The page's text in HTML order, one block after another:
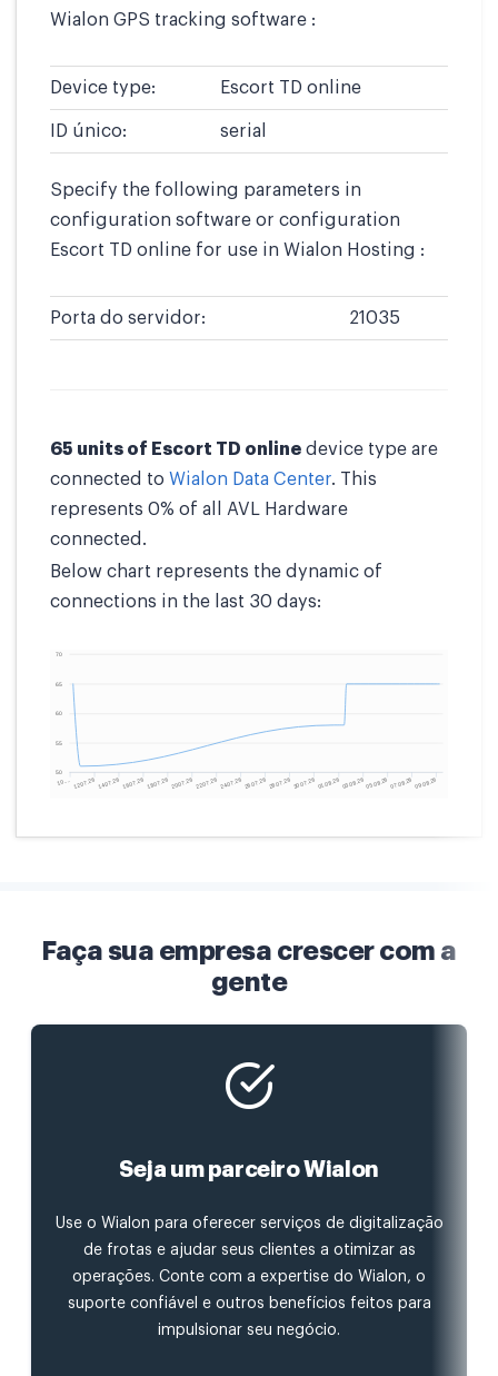
Wialon GPS tracking software :
Device type: Escort TD online
ID único: serial
Specify the following parameters in
configuration software or configuration
Escort TD online for use in Wialon Hosting :
Porta do servidor: 21035
65 units of Escort TD online device type are
connected to Wialon Data Center. This
represents 0% of all AVL Hardware
connected.
Below chart represents the dynamic of
connections in the last 30 days:
Faça sua empresa crescer com a
gente
Seja um parceiro Wialon
Use o Wialon para oferecer serviços de digitalização
de frotas e ajudar seus clientes a otimizar as
operações. Conte com a expertise do Wialon, o
suporte confiável e outros benefícios feitos para
impulsionar seu negócio.